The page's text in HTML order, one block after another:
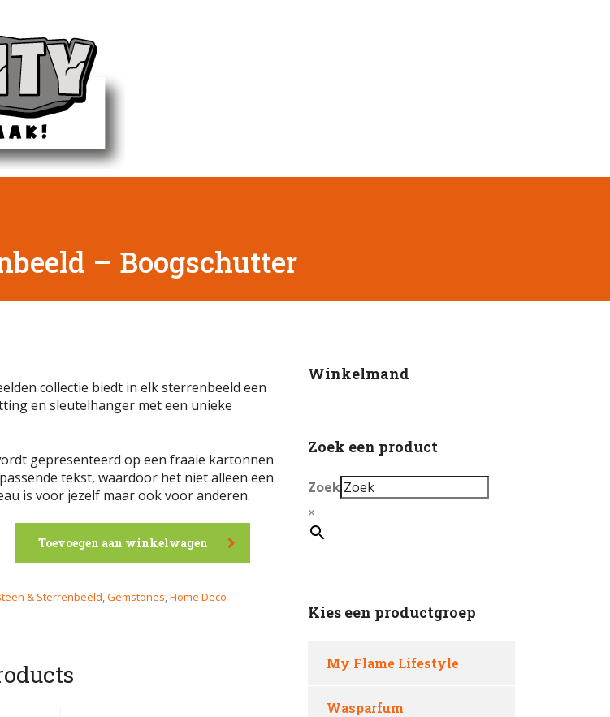
– Boogschutter
collectie biedt in elk sterrenbeeld een
en sleutelhanger met een unieke
gepresenteerd op een fraaie kartonnen
tekst, waardoor het niet alleen een
is voor jezelf maar ook voor anderen.
Toevoegen aan winkelwagen
& Sterrenbeeld,Gemstones,Home Deco
Winkelmand
Zoek een product
Zoek
×
Kies een productgroep
My Flame Lifestyle
Wasparfum